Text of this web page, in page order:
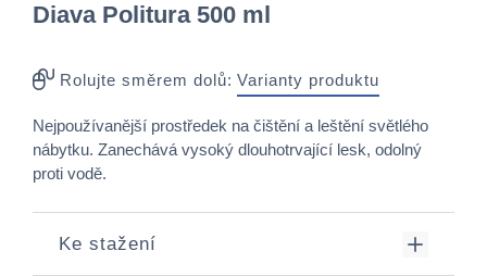
Diava Politura 500 ml
Rolujte směrem dolů: Varianty produktu
Nejpoužívanější prostředek na čištění a leštění světlého
nábytku. Zanechává vysoký dlouhotrvající lesk, odolný
proti vodě.
Ke stažení